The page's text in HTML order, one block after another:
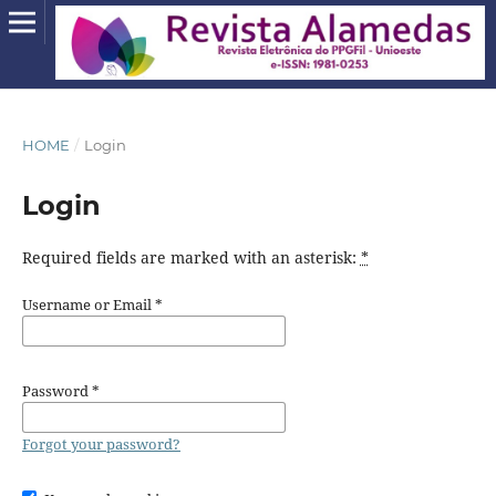
HOME / Login
Login
Required fields are marked with an asterisk: *
Username or Email*
Password*
Forgot your password?